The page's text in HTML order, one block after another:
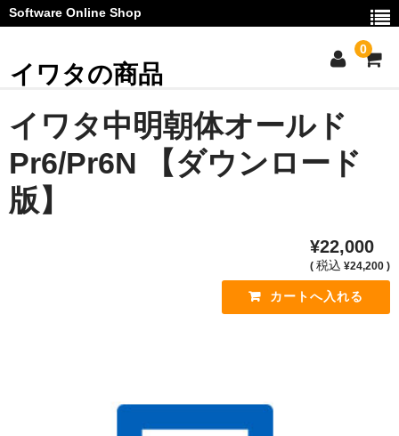
Software Online Shop
イワタの商品
0
ご利用ガイド
お問い合わせ
マイページ
イワタ中明朝体オールド
Pr6/Pr6N 【ダウンロード
版】
¥22,000
( 税込 ¥24,200 )